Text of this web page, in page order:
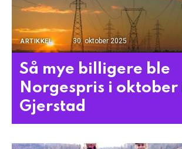
ARTIKKEL 30. oktober 2025
Så mye billigere ble
Norgespris i oktober
Gjerstad